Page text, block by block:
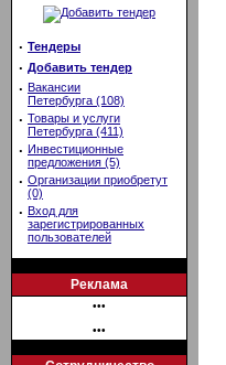
· Тендеры
· Добавить тендер
· Вакансии
Петербурга (108)
· Товары и услуги
Петербурга (411)
· Инвестиционные
предложения (5)
· Организации приобретут
(0)
· Вход для
зарегистрированных
пользователей
Реклама
•••
•••